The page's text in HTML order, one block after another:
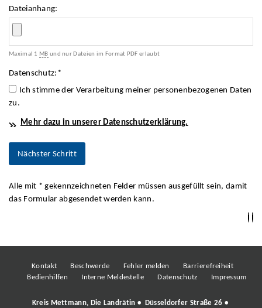
Dateianhang:
Maximal 1 MB und nur Dateien im Format PDF erlaubt
Datenschutz: *
Ich stimme der Verarbeitung meiner personenbezogenen Daten
zu.
Mehr dazu in unserer Datenschutzerklärung.
Alle mit * gekennzeichneten Felder müssen ausgefüllt sein, damit
das Formular abgesendet werden kann.
Kontakt Beschwerde Fehler melden
Barrierefreiheit
Bedienhilfen
Interne Meldestelle Datenschutz Impressum
Kreis Mettmann, Die Landrätin • Düsseldorfer Straße 26 •